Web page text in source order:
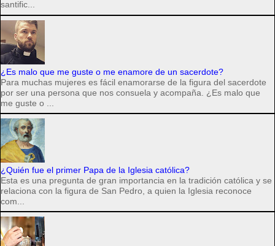
santific...
¿Es malo que me guste o me enamore de un sacerdote?
Para muchas mujeres es fácil enamorarse de la figura del sacerdote
por ser una persona que nos consuela y acompaña. ¿Es malo que
me guste o ...
¿Quién fue el primer Papa de la Iglesia católica?
Esta es una pregunta de gran importancia en la tradición católica y se
relaciona con la figura de San Pedro, a quien la Iglesia reconoce
com...